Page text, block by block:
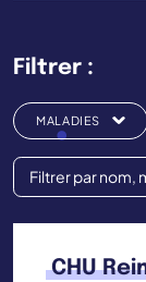
Filtrer :
MALADIES
CHU